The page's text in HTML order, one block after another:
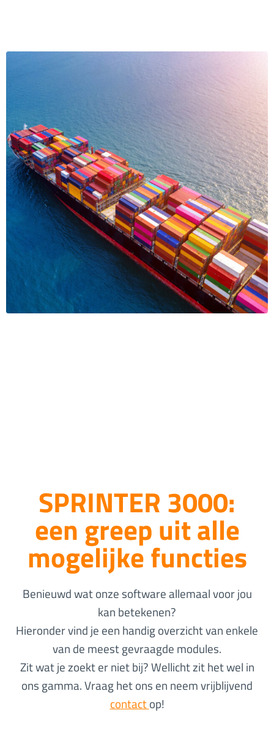
SPRINTER 3000:
een greep uit alle
mogelijke functies
Benieuwd wat onze software allemaal voor jou
kan betekenen?
Hieronder vind je een handig overzicht van enkele
van de meest gevraagde modules.
Zit wat je zoekt er niet bij? Wellicht zit het wel in
ons gamma. Vraag het ons en neem vrijblijvend
contactop!